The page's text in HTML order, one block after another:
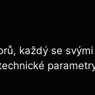
každý se